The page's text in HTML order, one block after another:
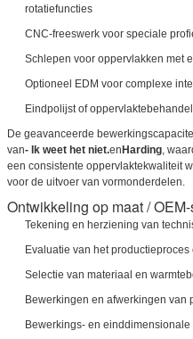
Laat een
We bellen
rotatiefuncties
CNC-freeswerk voor speciale
Schlepen voor oppervlakken met
Optioneel EDM voor complexe
Eindpolijst of
De geavanceerde
van- Ik weet het niet.enHarding,
een consistente oppervlaktekwaliteit
voor de uitvoer van vormonderdelen.
Ontwikkeling op maat /
Tekening en herziening van
Evaluatie van het
Selectie van materiaal en
Bewerkingen en afwerkingen van
Bewerkings- en einddimensionale